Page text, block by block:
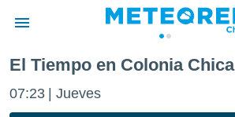
de
El Tiempo en Colonia Chica
07:23 Jueves